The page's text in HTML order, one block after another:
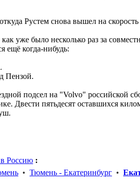
Рустем снова вышел на
уже было несколько раз за
ещё когда-нибудь:
Пензой.
подсел на "Volvo" российской
Двести пятьдесят оставшихся
в Россию :
• Тюмень - Екатеринбург •